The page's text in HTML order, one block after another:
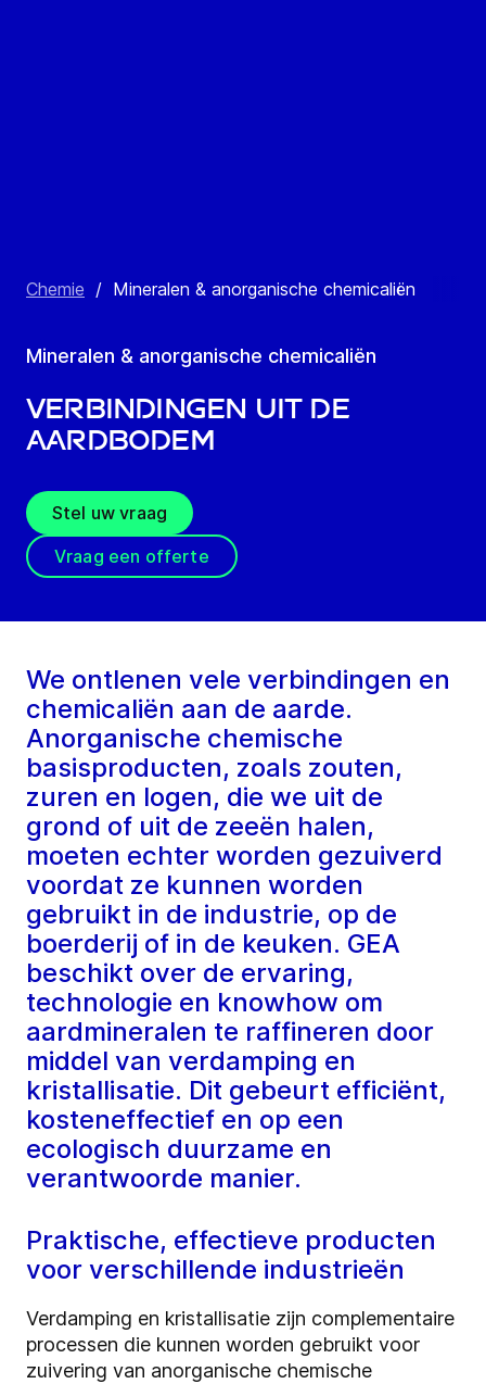
Chemie / Mineralen & anorganische chemicaliën
Mineralen & anorganische chemicaliën
Verbindingen uit de
aardbodem
Stel uw vraag
Vraag een offerte
We ontlenen vele verbindingen en
chemicaliën aan de aarde.
Anorganische chemische
basisproducten, zoals zouten,
zuren en logen, die we uit de
grond of uit de zeeën halen,
moeten echter worden gezuiverd
voordat ze kunnen worden
gebruikt in de industrie, op de
boerderij of in de keuken. GEA
beschikt over de ervaring,
technologie en knowhow om
aardmineralen te raffineren door
middel van verdamping en
kristallisatie. Dit gebeurt efficiënt,
kosteneffectief en op een
ecologisch duurzame en
verantwoorde manier.
Praktische, effectieve producten
voor verschillende industrieën
Verdamping en kristallisatie zijn complementaire
processen die kunnen worden gebruikt voor
zuivering van anorganische chemische